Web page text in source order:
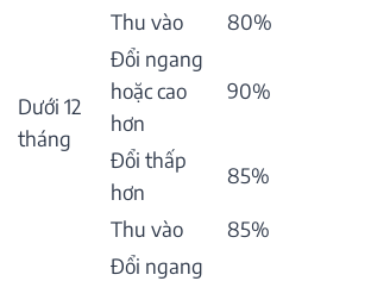
Dưới 12
tháng
Thu vào
80%
Đổi ngang
hoặc cao
hơn
90%
Đổi thấp
hơn
85%
Thu vào
85%
Đổi ngang